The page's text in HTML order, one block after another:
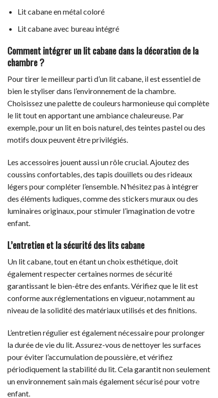
Lit cabane en métal coloré
Lit cabane avec bureau intégré
Comment intégrer un lit cabane dans la décoration de la
chambre ?
Pour tirer le meilleur parti d’un lit cabane, il est essentiel de
bien le styliser dans l’environnement de la chambre.
Choisissez une palette de couleurs harmonieuse qui complète
le lit tout en apportant une ambiance chaleureuse. Par
exemple, pour un lit en bois naturel, des teintes pastel ou des
motifs doux peuvent être privilégiés.
Les accessoires jouent aussi un rôle crucial. Ajoutez des
coussins confortables, des tapis douillets ou des rideaux
légers pour compléter l’ensemble. N’hésitez pas à intégrer
des éléments ludiques, comme des stickers muraux ou des
luminaires originaux, pour stimuler l’imagination de votre
enfant.
L’entretien et la sécurité des lits cabane
Un lit cabane, tout en étant un choix esthétique, doit
également respecter certaines normes de sécurité
garantissant le bien-être des enfants. Vérifiez que le lit est
conforme aux réglementations en vigueur, notamment au
niveau de la solidité des matériaux utilisés et des finitions.
L’entretien régulier est également nécessaire pour prolonger
la durée de vie du lit. Assurez-vous de nettoyer les surfaces
pour éviter l’accumulation de poussière, et vérifiez
périodiquement la stabilité du lit. Cela garantit non seulement
un environnement sain mais également sécurisé pour votre
enfant.